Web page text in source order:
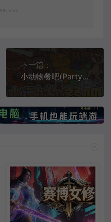
下一篇：
小动物餐吧(Party Club)合作模拟经营游戏|下载